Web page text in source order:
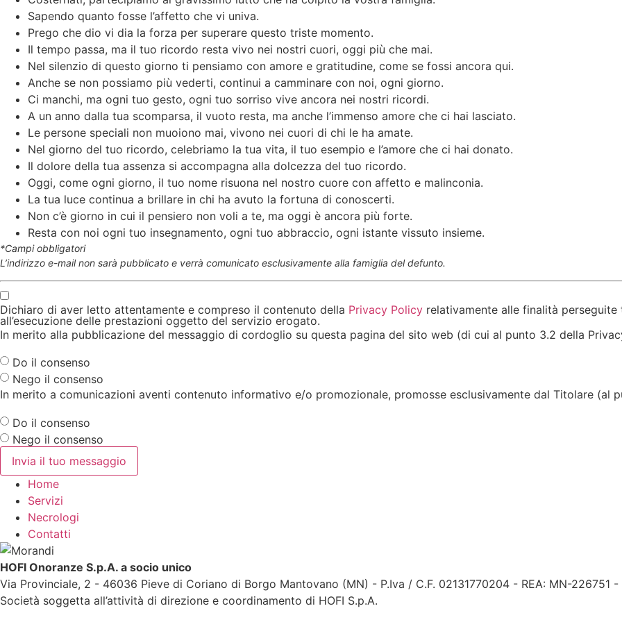
Sapendo quanto fosse l’affetto che vi univa.
Prego che dio vi dia la forza per superare questo triste momento.
Il tempo passa, ma il tuo ricordo resta vivo nei nostri cuori, oggi più che mai.
Nel silenzio di questo giorno ti pensiamo con amore e gratitudine, come se fossi ancora qui.
Anche se non possiamo più vederti, continui a camminare con noi, ogni giorno.
Ci manchi, ma ogni tuo gesto, ogni tuo sorriso vive ancora nei nostri ricordi.
A un anno dalla tua scomparsa, il vuoto resta, ma anche l’immenso amore che ci hai lasciato.
Le persone speciali non muoiono mai, vivono nei cuori di chi le ha amate.
Nel giorno del tuo ricordo, celebriamo la tua vita, il tuo esempio e l’amore che ci hai donato.
Il dolore della tua assenza si accompagna alla dolcezza del tuo ricordo.
Oggi, come ogni giorno, il tuo nome risuona nel nostro cuore con affetto e malinconia.
La tua luce continua a brillare in chi ha avuto la fortuna di conoscerti.
Non c’è giorno in cui il pensiero non voli a te, ma oggi è ancora più forte.
Resta con noi ogni tuo insegnamento, ogni tuo abbraccio, ogni istante vissuto insieme.
*Campi obbligatori
L’indirizzo e-mail non sarà pubblicato e verrà comunicato esclusivamente alla famiglia del defunto.
Dichiaro di aver letto attentamente e compreso il contenuto della Privacy Policy relativamente alle finalità perseguite
all’esecuzione delle prestazioni oggetto del servizio erogato.
In merito alla pubblicazione del messaggio di cordoglio su questa pagina del sito web (di cui al punto 3.2 della
Do il consenso
Nego il consenso
In merito a comunicazioni aventi contenuto informativo e/o promozionale, promosse esclusivamente dal Titolare (al
Do il consenso
Nego il consenso
Invia il tuo messaggio
Home
Servizi
Necrologi
Contatti
HOFI Onoranze S.p.A. a socio unico
Via Provinciale, 2 - 46036 Pieve di Coriano di Borgo Mantovano (MN) - P.Iva / C.F. 02131770204 - REA: MN-226751
Società soggetta all’attività di direzione e coordinamento di HOFI S.p.A.